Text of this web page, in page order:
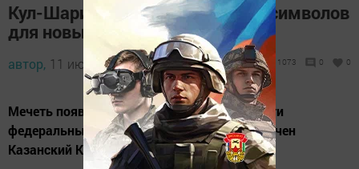
Кул-Шариф появилась в списке символов
для новых банкнот
автор, 11 июль 2016 - 08:20 1073 0 0
Мечеть появилась на карте символов девяти
федеральных округов России, где уже отмечен
Казанский Кремль